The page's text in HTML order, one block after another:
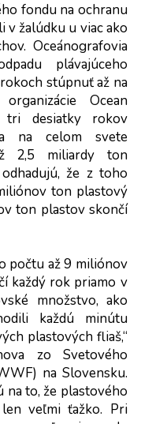
fondu na ochranu
žalúdku u viac ako
Oceánografovia
plávajúceho
stúpnuť až na
Ocean
tri desiatky rokov
na celom svete
2,5 miliardy ton
že z toho
ton plastový
ton plastov skončí
počtu až 9 miliónov
každý rok priamo v
množstvo, ako
každú minútu
plastových fliaš,“
zo Svetového
na Slovensku.
to, že plastového
veľmi ťažko. Pri